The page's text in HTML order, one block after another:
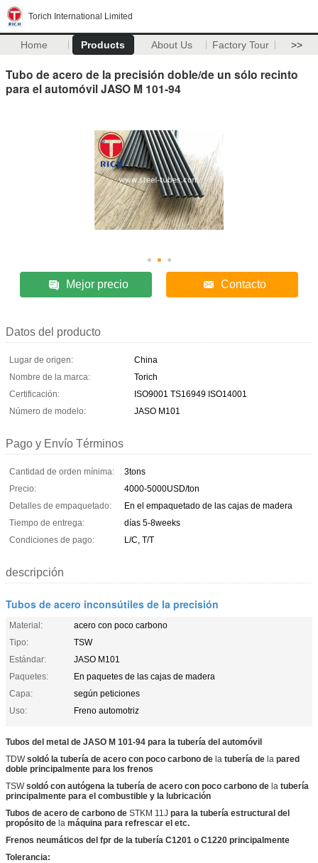
Torich International Limited
Home Products About Us Factory Tour >>
Tubo de acero de la precisión doble/de un sólo recinto
para el automóvil JASO M 101-94
Mejor precio Contacto
Datos del producto
Lugar de origen:
China
Nombre de la marca:
Torich
Certificación:
ISO9001 TS16949 ISO14001
Número de modelo:
JASO M101
Pago y Envío Términos
Cantidad de orden mínima:
3tons
Precio:
4000-5000USD/ton
Detalles de empaquetado:
En el empaquetado de las cajas de madera
Tiempo de entrega:
días 5-8weeks
Condiciones de pago:
L/C, T/T
descripción
Tubos de acero inconsútiles de la precisión
Material:
acero con poco carbono
Tipo:
TSW
Estándar:
JASO M101
Paquetes:
En paquetes de las cajas de madera
Capa:
según peticiones
Uso:
Freno automotriz
Tubos del metal de JASO M 101-94 para la tubería del automóvil
TDWsoldó la tubería de acero con poco carbono de la tubería de la pared
doble principalmente para los frenos
TSWsoldó con autógena la tubería de acero con poco carbono de la tubería
principalmente para el combustible y la lubricación
Tubos de acero de carbono de STKM 11J para la tubería estructural del
propósito de la máquina para refrescar el etc.
Frenos neumáticos del fpr de la tubería C1201 o C1220 principalmente
Tolerancia: